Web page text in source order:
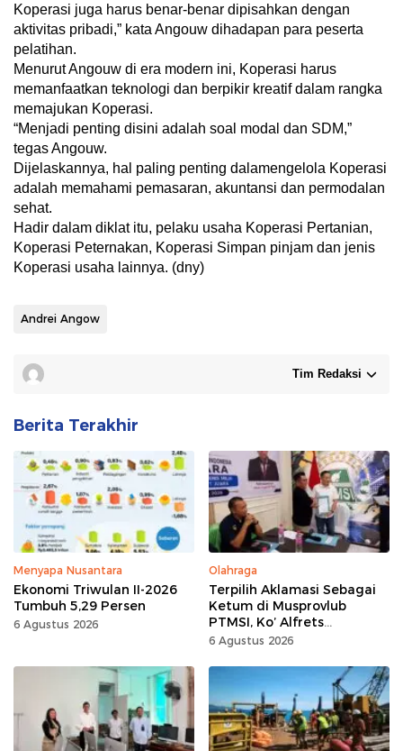
Koperasi juga harus benar-benar dipisahkan dengan
aktivitas pribadi,” kata Angouw dihadapan para peserta
pelatihan.
Menurut Angouw di era modern ini, Koperasi harus
memanfaatkan teknologi dan berpikir kreatif dalam rangka
memajukan Koperasi.
“Menjadi penting disini adalah soal modal dan SDM,”
tegas Angouw.
Dijelaskannya, hal paling penting dalamengelola Koperasi
adalah memahami pemasaran, akuntansi dan permodalan
sehat.
Hadir dalam diklat itu, pelaku usaha Koperasi Pertanian,
Koperasi Peternakan, Koperasi Simpan pinjam dan jenis
Koperasi usaha lainnya. (dny)
Andrei Angow
Tim Redaksi
Berita Terakhir
Menyapa Nusantara
Ekonomi Triwulan II-2026
Tumbuh 5,29 Persen
6 Agustus 2026
Olahraga
Terpilih Aklamasi Sebagai
Ketum di Musprovlub
PTMSI, Ko’ Alfrets
Rumawas Siap Gairahkan
6 Agustus 2026